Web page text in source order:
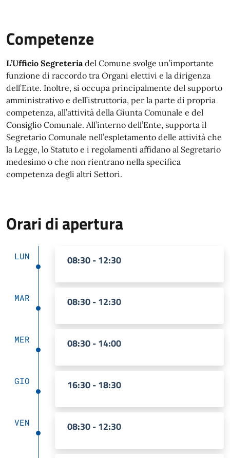
Competenze
L’Ufficio Segreteriadel Comune svolge un’importante
funzione di raccordo tra Organi elettivi e la dirigenza
dell’Ente. Inoltre, si occupa principalmente del supporto
amministrativo e dell’istruttoria, per la parte di propria
competenza, all’attività della Giunta Comunale e del
Consiglio Comunale. All’interno dell’Ente, supporta il
Segretario Comunale nell’espletamento delle attività che
la Legge, lo Statuto e i regolamenti affidano al Segretario
medesimo o che non rientrano nella specifica
competenza degli altri Settori.
Orari di apertura
LUN 08:30 - 12:30
MAR 08:30 - 12:30
MER 08:30 - 14:00
GIO 16:30 - 18:30
VEN 08:30 - 12:30